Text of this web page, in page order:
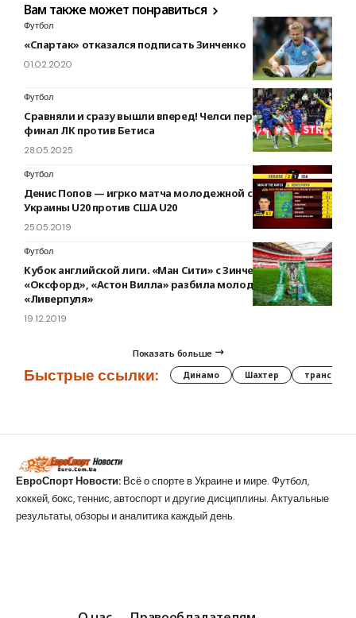
Вам также может понравиться
Футбол
«Спартак» отказался подписать Зинченко
01.02.2020
Футбол
Сравняли и сразу вышли вперед! Челси переворачивает
финал ЛК против Бетиса
28.05.2025
Футбол
Денис Попов — игрко матча молодежной сборной
Украины U20 против США U20
25.05.2019
Футбол
Кубок английской лиги. «Ман Сити» с Зинченко прошел
«Оксфорд», «Астон Вилла» разбила молодняк
«Ливерпуля»
19.12.2019
Показать больше
Быстрые ссылки: Динамо Шахтер трансферы
ЕвроСпорт Новости: Всё о спорте в Украине и мире. Футбол,
хоккей, бокс, теннис, автоспорт и другие дисциплины. Актуальные
результаты, обзоры и аналитика каждый день.